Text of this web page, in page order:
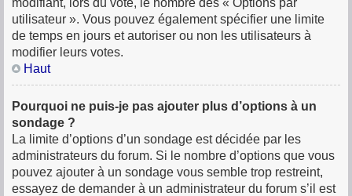
modifiant, lors du vote, le nombre des « Options par
utilisateur ». Vous pouvez également spécifier une limite
de temps en jours et autoriser ou non les utilisateurs à
modifier leurs votes.
Haut
Pourquoi ne puis-je pas ajouter plus d’options à un
sondage ?
La limite d’options d’un sondage est décidée par les
administrateurs du forum. Si le nombre d’options que vous
pouvez ajouter à un sondage vous semble trop restreint,
essayez de demander à un administrateur du forum s’il est